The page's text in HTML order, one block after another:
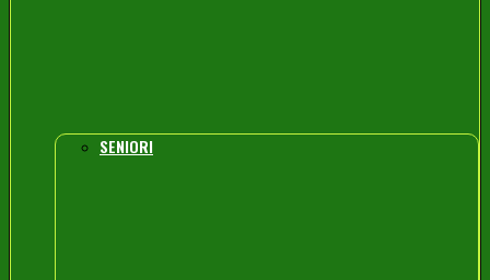
SENIORI